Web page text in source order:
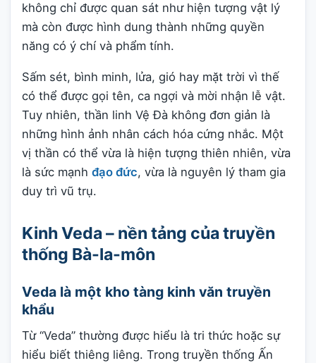
không chỉ được quan sát như hiện tượng vật lý
mà còn được hình dung thành những quyền
năng có ý chí và phẩm tính.
Sấm sét, bình minh, lửa, gió hay mặt trời vì thế
có thể được gọi tên, ca ngợi và mời nhận lễ vật.
Tuy nhiên, thần linh Vệ Đà không đơn giản là
những hình ảnh nhân cách hóa cứng nhắc. Một
vị thần có thể vừa là hiện tượng thiên nhiên, vừa
là sức mạnh đạo đức, vừa là nguyên lý tham gia
duy trì vũ trụ.
Kinh Veda – nền tảng của truyền
thống Bà-la-môn
Veda là một kho tàng kinh văn truyền
khẩu
Từ “Veda” thường được hiểu là tri thức hoặc sự
hiểu biết thiêng liêng. Trong truyền thống Ấn